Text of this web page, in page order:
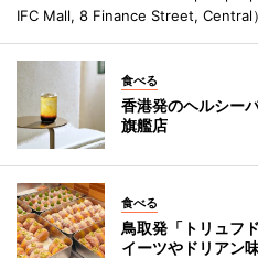
IFC Mall, 8 Finance Street, Central
食べる
香港発のヘルシー
旗艦店
食べる
鳥取発「トリュフ
イーツやドリアン